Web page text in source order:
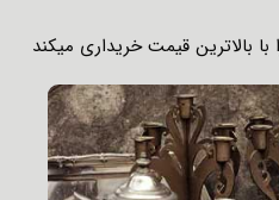
بالاترین قیمت خریداری میکند